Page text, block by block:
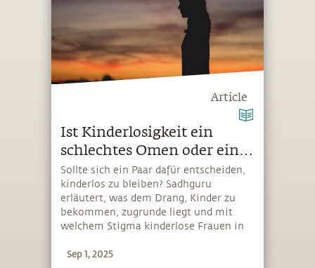
Article
Ist Kinderlosigkeit ein
schlechtes Omen oder ein
Segen?
Sollte sich ein Paar dafür entscheiden,
kinderlos zu bleiben? Sadhguru
erläutert, was dem Drang, Kinder zu
bekommen, zugrunde liegt und mit
welchem Stigma kinderlose Frauen in
Sep 1, 2025